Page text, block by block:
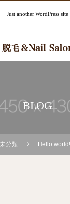
Just another WordPress site
BLOG
未分類 Hello world!